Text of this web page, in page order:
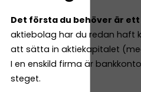
Det första du behöver är
aktiebolag har du redan haft
att sätta in aktiekapitalet
I en enskild firma är
steget.